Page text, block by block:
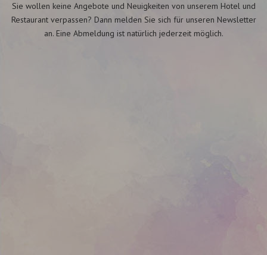
Sie wollen keine Angebote und Neuigkeiten von unserem Hotel und
Restaurant verpassen? Dann melden Sie sich für unseren Newsletter
an. Eine Abmeldung ist natürlich jederzeit möglich.